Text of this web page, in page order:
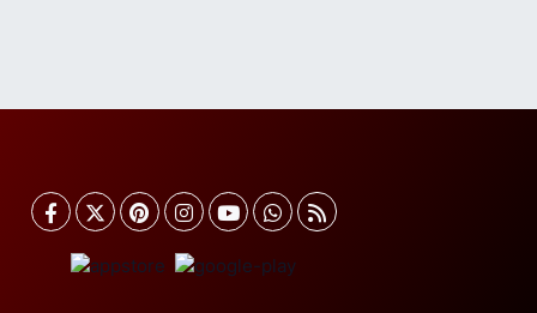
ŞEHİR PARKINA 1,5 KM UZAKLIKTA
0 (535) 233 07 87 Yol Tarifi Al